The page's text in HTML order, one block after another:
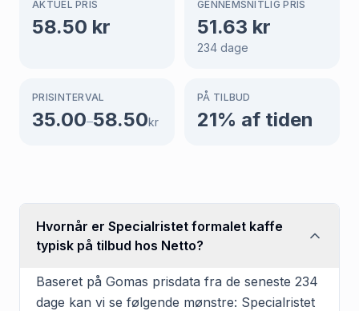
AKTUEL PRIS
58.50 kr
GENNEMSNITLIG PRIS
51.63 kr
234 dage
PRISINTERVAL
35.00–58.50kr
PÅ TILBUD
21% af tiden
Hvornår er Specialristet formalet kaffe
typisk på tilbud hos Netto?
Baseret på Gomas prisdata fra de seneste 234
dage kan vi se følgende mønstre: Specialristet